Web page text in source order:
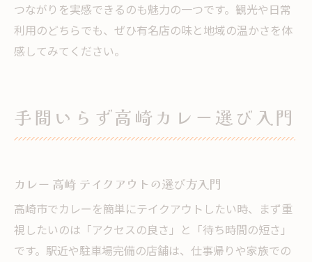
つながりを実感できるのも魅力の一つです。観光や日常
利用のどちらでも、ぜひ有名店の味と地域の温かさを体
感してみてください。
手間いらず高崎カレー選び入門
カレー 高崎 テイクアウトの選び方入門
高崎市でカレーを簡単にテイクアウトしたい時、まず重
視したいのは「アクセスの良さ」と「待ち時間の短さ」
です。駅近や駐車場完備の店舗は、仕事帰りや家族での